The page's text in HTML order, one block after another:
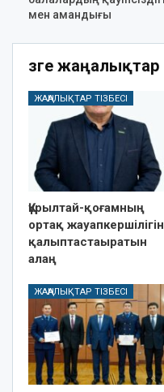
мен амандығы
Өзге жаңалықтар
ЖАҢАЛЫҚТАР ТІЗБЕСІ
Құрылтай-қоғамның
ортақ жауапкершілігін
қалыптастаыратын
алаң
ЖАҢАЛЫҚТАР ТІЗБЕСІ